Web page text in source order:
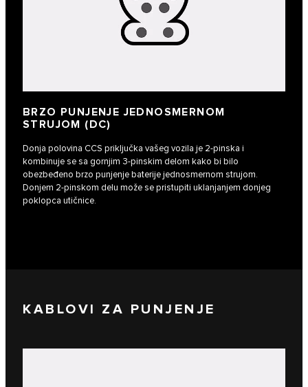
BRZO PUNJENJE JEDNOSMERNOM
STRUJOM (DC)
Donja polovina CCS priključka vašeg vozila je 2-pinska i
kombinuje se sa gornjim 3-pinskim delom kako bi bilo
obezbeđeno brzo punjenje baterije jednosmernom strujom.
Donjem 2-pinskom delu može se pristupiti uklanjanjem donjeg
poklopca utičnice.
KABLOVI ZA PUNJENJE